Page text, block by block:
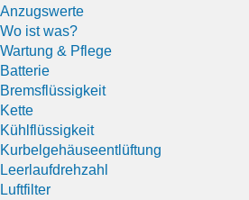
Anzugswerte
Wo ist was?
Wartung & Pflege
Batterie
Bremsflüssigkeit
Kette
Kühlflüssigkeit
Kurbelgehäuseentlüftung
Leerlaufdrehzahl
Luftfilter